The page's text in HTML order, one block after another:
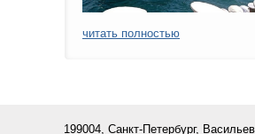
читать полностью
199004, Санкт-Петербург,